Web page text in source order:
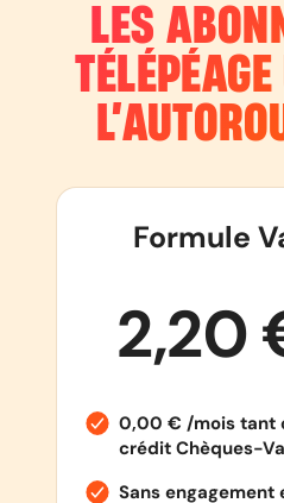
LES
Formule
2,20
0,00 € /mois tant
crédit Chèques-
Sans engagement